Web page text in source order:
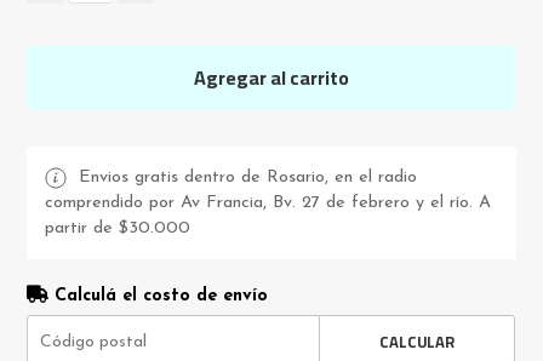
Agregar al carrito
Envios gratis dentro de Rosario, en el radio
comprendido por Av Francia, Bv. 27 de febrero y el río. A
partir de $30.000
Calculá el costo de envío
CALCULAR